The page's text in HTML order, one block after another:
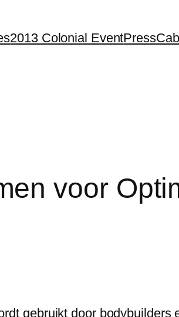
2013 Colonial EventPress
voor
gebruikt door bodybuilders